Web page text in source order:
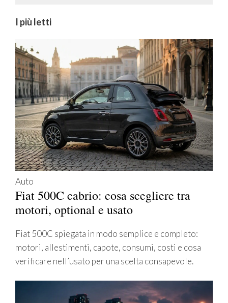
I più letti
Auto
Fiat 500C cabrio: cosa scegliere tra
motori, optional e usato
Fiat 500C spiegata in modo semplice e completo:
motori, allestimenti, capote, consumi, costi e cosa
verificare nell’usato per una scelta consapevole.